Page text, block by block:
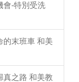
會-特別受洗
的末班車 和美
真之路 和美教